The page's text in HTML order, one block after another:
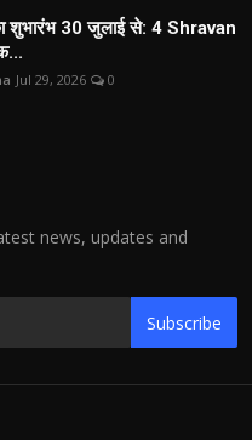
शुभारंभ 30 जुलाई से: 4 Shravan
Jul 29, 2026 0
news, updates and
Subscribe